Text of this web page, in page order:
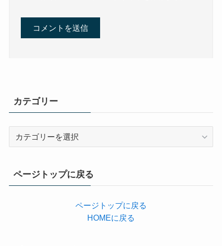
カテゴリー
ページトップに戻る
ページトップに戻る
HOMEに戻る